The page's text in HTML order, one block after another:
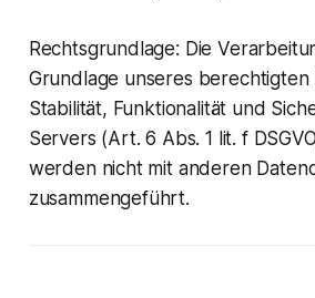
Rechtsgrundlage: Die
Grundlage unseres
Stabilität, Funktionalität und
Servers (Art. 6 Abs. 1 lit. f
werden nicht mit anderen
zusammengeführt.